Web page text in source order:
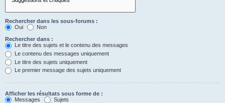
Rechercher dans les sous-forums :
Oui
Non
Rechercher dans :
Le titre des sujets et le contenu des messages
Le contenu des messages uniquement
Le titre des sujets uniquement
Le premier message des sujets uniquement
Afficher les résultats sous forme de :
Messages
Sujets